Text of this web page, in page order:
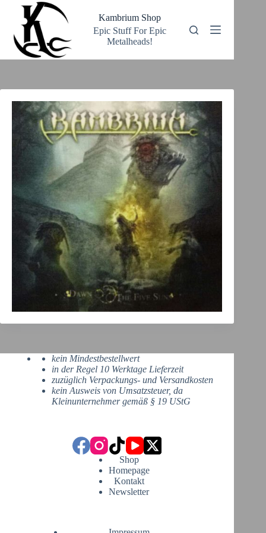
springen
Kambrium Shop
Epic Stuff For Epic
Metalheads!
kein Mindestbestellwert
in der Regel 10 Werktage Lieferzeit
zuzüglich Verpackungs- und Versandkosten
kein Ausweis von Umsatzsteuer, da
Kleinunternehmer gemäß § 19 UStG
Shop
Homepage
Kontakt
Newsletter